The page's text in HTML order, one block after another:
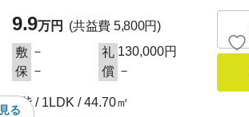
見る
9.9万円
(共益費 5,800円)
敷 － 礼 130,000円
保 － 償 －
1階 / 1LDK / 44.70㎡